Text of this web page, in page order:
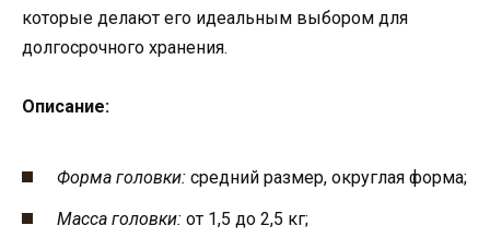
которые делают его идеальным выбором для
долгосрочного хранения.
Описание:
Форма головки: средний размер, округлая форма;
Масса головки: от 1,5 до 2,5 кг;